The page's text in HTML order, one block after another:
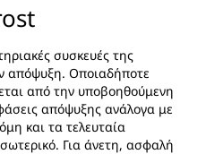
συσκευές της
απόψυξη. Οποιαδήποτε
από την υποβοηθούμενη
απόψυξης ανάλογα με
και τα τελευταία
Για άνετη, ασφαλή